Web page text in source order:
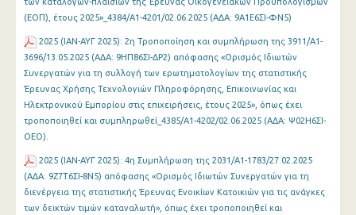
(ΕΟΠ), έτους 2025»_4384/Α1-4201/02.06.2025 (ΑΔΑ: 9Α1Ε6ΣΙ-ΦΝ5)
2025 (ΙΑΝ-ΑΥΓ 2025): 2η Τροποποίηση και συμπλήρωση της 3911/Α1-
3696/13.05.2025 (ΑΔΑ: 9ΗΠ86ΣΙ-ΔΡ2) απόφασης «Ορισμός Ιδιωτών
Συνεργατών για τη συλλογή των ερωτηματολογίων της στατιστικής
Έρευνας Χρήσης Τεχνολογιών Πληροφόρησης, Επικοινωνίας και
Ηλεκτρονικού Εμπορίου στις επιχειρήσεις, έτους 2025», όπως έχει
τροποποιηθεί και συμπληρωθεί_4385/Α1-4202/02.06.2025 (ΑΔΑ: Ψ02Η6ΣΙ-
ΟΕΟ).
2025 (ΙΑΝ-ΑΥΓ 2025): 4η Συμπλήρωση της 2031/Α1-1783/27.02.2025
(ΑΔΑ: 9Ζ7Τ6ΣΙ-8Ν5) απόφασης «Ορισμός Ιδιωτών Συνεργατών για τη
διενέργεια της στατιστικής Έρευνας Ενοικίων Κατοικιών για τις ανάγκες
των δεικτών τιμών καταναλωτή», όπως έχει τροποποιηθεί και